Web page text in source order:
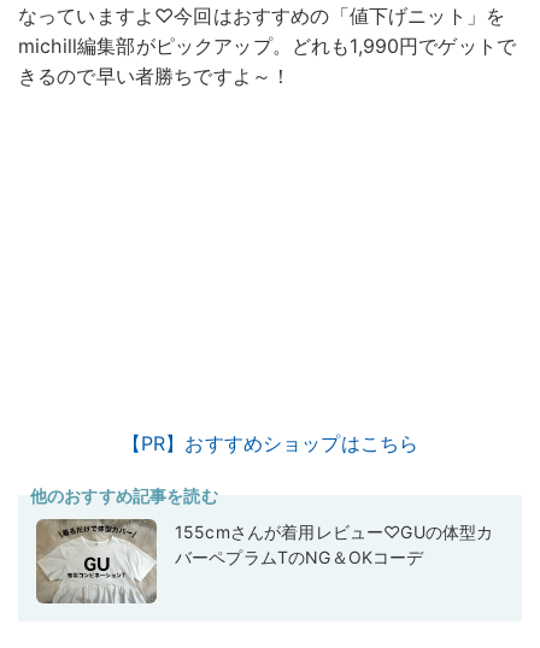
なっていますよ♡今回はおすすめの「値下げニット」を
michill編集部がピックアップ。どれも1,990円でゲットで
きるので早い者勝ちですよ～！
【PR】おすすめショップはこちら
他のおすすめ記事を読む
155cmさんが着用レビュー♡GUの体型カ
バーペプラムTのNG＆OKコーデ